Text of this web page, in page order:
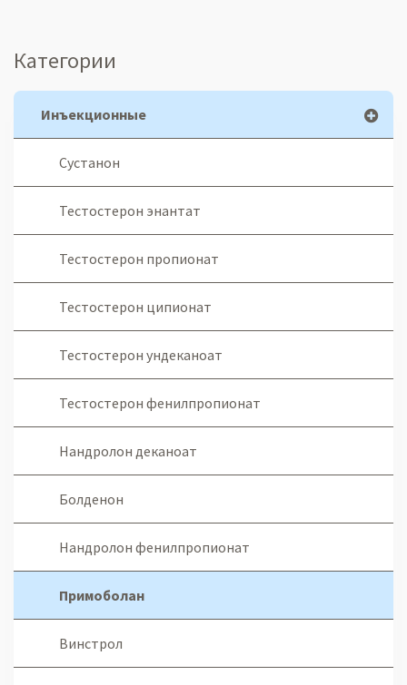
Категории
Инъекционные
Сустанон
Тестостерон энантат
Тестостерон пропионат
Тестостерон ципионат
Тестостерон ундеканоат
Тестостерон фенилпропионат
Нандролон деканоат
Болденон
Нандролон фенилпропионат
Примоболан
Винстрол